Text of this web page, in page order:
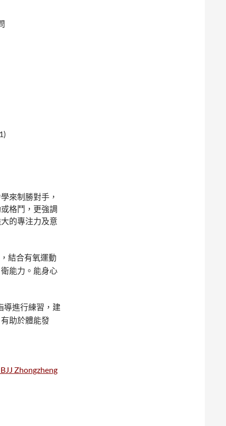
來制勝對手，
格鬥，更強調
的專注力及意
結合有氧運動
能力。能身心
導進行練習，建
助於體能發
Zhongzheng